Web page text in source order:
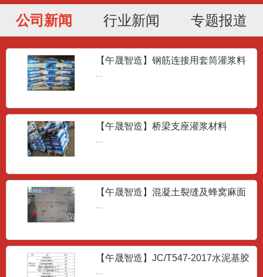
公司新闻 行业新闻 专题报道
【午晟智造】钢筋连接用套筒灌浆料
...
【午晟智造】桥梁支座灌浆材料
...
【午晟智造】混凝土裂缝及蜂窝麻面
...
【午晟智造】JC/T547-2017水泥基胶
...
高强聚合物砂浆
...